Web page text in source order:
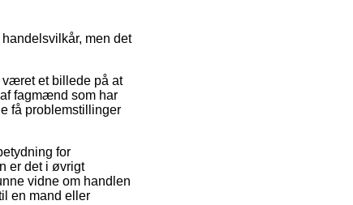
men det
et billede på at
fagmænd som har
få problemstillinger
for
er det i øvrigt
vidne om handlen
en mand eller